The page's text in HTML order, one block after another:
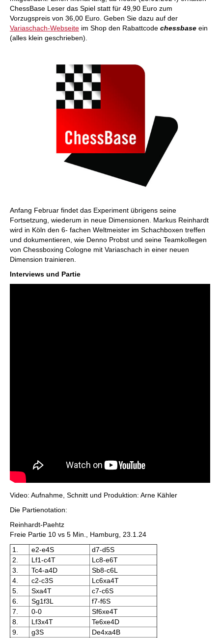
ChessBase Leser das Spiel statt für 49,90 Euro zum
Vorzugspreis von 36,00 Euro. Geben Sie dazu auf der
Variaschach-Webseite im Shop den Rabattcode chessbase ein
(alles klein geschrieben).
Anfang Februar findet das Experiment übrigens seine
Fortsetzung, wiederum in neue Dimensionen. Markus Reinhardt
wird in Köln den 6- fachen Weltmeister im Schachboxen treffen
und dokumentieren, wie Denno Probst und seine Teamkollegen
von Chessboxing Cologne mit Variaschach in einer neuen
Dimension trainieren.
Interviews und Partie
Video: Aufnahme, Schnitt und Produktion: Arne Kähler
Die Partienotation:
Reinhardt-Paehtz
Freie Partie 10 vs 5 Min., Hamburg, 23.1.24
1.
e2-e4S
d7-d5S
2.
Lf1-c4T
Lc8-e6T
3.
Tc4-a4D
Sb8-c6L
4.
c2-c3S
Lc6xa4T
5.
Sxa4T
c7-c6S
6.
Sg1f3L
f7-f6S
7.
0-0
Sf6xe4T
8.
Lf3x4T
Te6xe4D
9.
g3S
De4xa4B